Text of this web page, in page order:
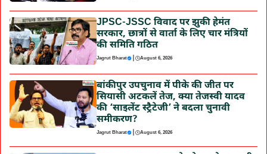
JPSC-JSSC विवाद पर झुकी हेमंत
सरकार, छात्रों से वार्ता के लिए चार मंत्रियों
की समिति गठित
Jagrut Bharat | August 6, 2026
बांकीपुर उपचुनाव में पीके की जीत पर
सियासी अटकलें तेज, क्या तेजस्वी यादव
की ‘साइलेंट स्ट्रैटेजी’ ने बदला चुनावी
समीकरण?
Jagrut Bharat | August 6, 2026